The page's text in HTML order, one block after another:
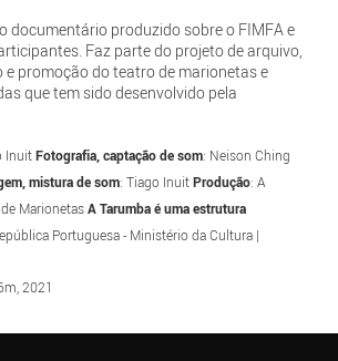
documentário produzido sobre o FIMFA e
Faz parte do projeto de arquivo,
promoção do teatro de marionetas e
que tem sido desenvolvido pela
InuitFotografia, captação de som: Neison Ching
mistura de som: Tiago InuitProdução: A
MarionetasA Tarumba é uma estrutura
Portuguesa - Ministério da Cultura |
2021